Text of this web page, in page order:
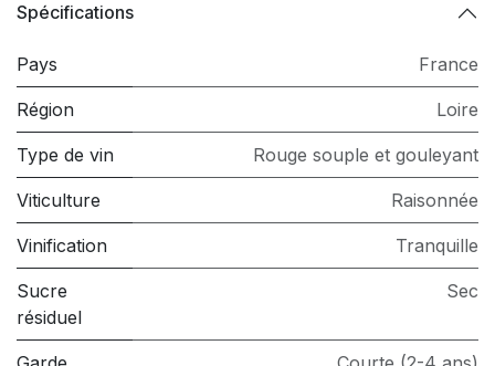
Spécifications
Pays France
Région Loire
Type de vin Rouge souple et gouleyant
Viticulture Raisonnée
Vinification Tranquille
Sucre
résiduel
Sec